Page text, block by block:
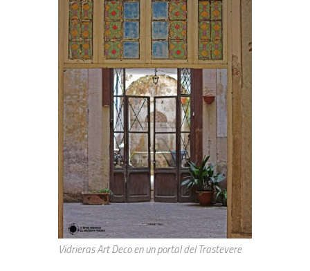
Vidrieras Art Deco en un portal del Trastevere